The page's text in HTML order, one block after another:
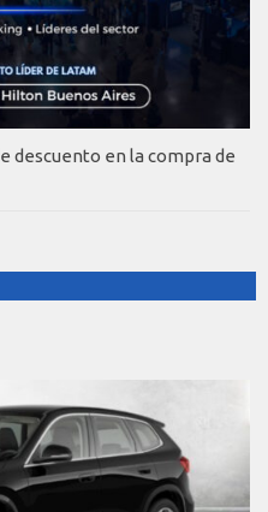
descuento en la compra de